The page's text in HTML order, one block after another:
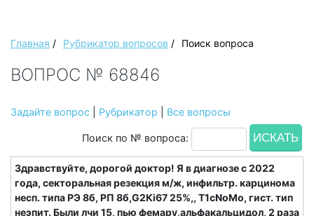
Главная / Рубрикатор вопросов / Поиск вопроса
ВОПРОС № 68846
Задайте вопрос Рубрикатор Все вопросы
Поиск по № вопроса:
Здравствуйте, дорогой доктор! Я в диагнозе с 2022
года, секторальная резекция м/ж, инфильтр. карцинома
несп. типа РЭ 8б, РП 8б,G2Кi67 25%,, Т1сNoMo, гист. тип
неэпит. Были лчи 15, пью фемару,альфакальцидол, 2 раза